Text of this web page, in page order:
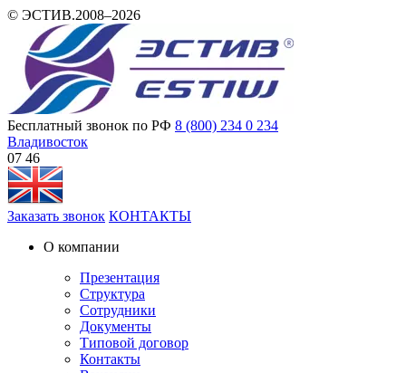
© ЭСТИВ.2008–2026
Бесплатный звонок по РФ 8 (800) 234 0 234
Владивосток
07:46
Заказать звонок КОНТАКТЫ
О компании
Презентация
Структура
Сотрудники
Документы
Типовой договор
Контакты